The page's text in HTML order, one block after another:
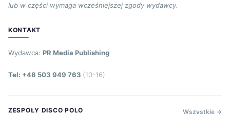
lub w części wymaga wcześniejszej zgody wydawcy.
KONTAKT
Wydawca: PR Media Publishing
Tel: +48 503 949 763 (10-16)
ZESPOŁY DISCO POLO Wszystkie →